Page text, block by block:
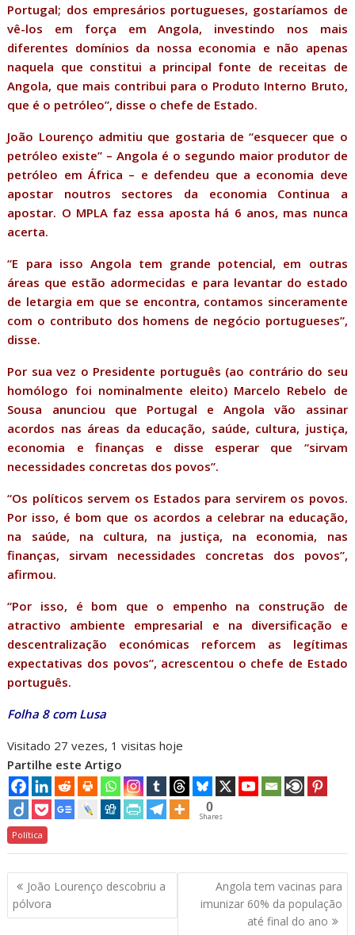
Portugal; dos empresários portugueses, gostaríamos de
vê-los em força em Angola, investindo nos mais
diferentes domínios da nossa economia e não apenas
naquela que constitui a principal fonte de receitas de
Angola, que mais contribui para o Produto Interno Bruto,
que é o petróleo”, disse o chefe de Estado.
João Lourenço admitiu que gostaria de “esquecer que o
petróleo existe” – Angola é o segundo maior produtor de
petróleo em África – e defendeu que a economia deve
apostar noutros sectores da economia Continua a
apostar. O MPLA faz essa aposta há 6 anos, mas nunca
acerta.
“E para isso Angola tem grande potencial, em outras
áreas que estão adormecidas e para levantar do estado
de letargia em que se encontra, contamos sinceramente
com o contributo dos homens de negócio portugueses”,
disse.
Por sua vez o Presidente português (ao contrário do seu
homólogo foi nominalmente eleito) Marcelo Rebelo de
Sousa anunciou que Portugal e Angola vão assinar
acordos nas áreas da educação, saúde, cultura, justiça,
economia e finanças e disse esperar que “sirvam
necessidades concretas dos povos”.
“Os políticos servem os Estados para servirem os povos.
Por isso, é bom que os acordos a celebrar na educação,
na saúde, na cultura, na justiça, na economia, nas
finanças, sirvam necessidades concretas dos povos”,
afirmou.
“Por isso, é bom que o empenho na construção de
atractivo ambiente empresarial e na diversificação e
descentralização económicas reforcem as legítimas
expectativas dos povos”, acrescentou o chefe de Estado
português.
Folha 8 com Lusa
Visitado 27 vezes, 1 visitas hoje
Partilhe este Artigo
0
Shares
Política
Navegação
de
artigos
João Lourenço descobriu a
pólvora
Angola tem vacinas para
imunizar 60% da população
até final do ano